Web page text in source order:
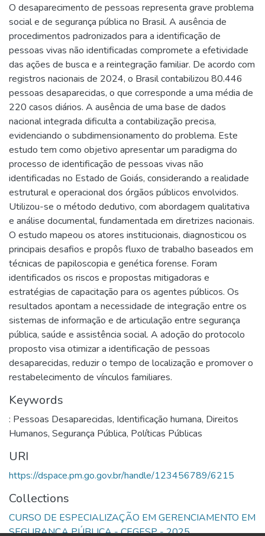
O desaparecimento de pessoas representa grave problema
social e de segurança pública no Brasil. A ausência de
procedimentos padronizados para a identificação de
pessoas vivas não identificadas compromete a efetividade
das ações de busca e a reintegração familiar. De acordo com
registros nacionais de 2024, o Brasil contabilizou 80.446
pessoas desaparecidas, o que corresponde a uma média de
220 casos diários. A ausência de uma base de dados
nacional integrada dificulta a contabilização precisa,
evidenciando o subdimensionamento do problema. Este
estudo tem como objetivo apresentar um paradigma do
processo de identificação de pessoas vivas não
identificadas no Estado de Goiás, considerando a realidade
estrutural e operacional dos órgãos públicos envolvidos.
Utilizou-se o método dedutivo, com abordagem qualitativa
e análise documental, fundamentada em diretrizes nacionais.
O estudo mapeou os atores institucionais, diagnosticou os
principais desafios e propôs fluxo de trabalho baseados em
técnicas de papiloscopia e genética forense. Foram
identificados os riscos e propostas mitigadoras e
estratégias de capacitação para os agentes públicos. Os
resultados apontam a necessidade de integração entre os
sistemas de informação e de articulação entre segurança
pública, saúde e assistência social. A adoção do protocolo
proposto visa otimizar a identificação de pessoas
desaparecidas, reduzir o tempo de localização e promover o
restabelecimento de vínculos familiares.
Keywords
: Pessoas Desaparecidas, Identificação humana, Direitos
Humanos, Segurança Pública, Políticas Públicas
URI
https://dspace.pm.go.gov.br/handle/123456789/6215
Collections
CURSO DE ESPECIALIZAÇÃO EM GERENCIAMENTO EM
SEGURANÇA PÚBLICA - CEGESP - 2025